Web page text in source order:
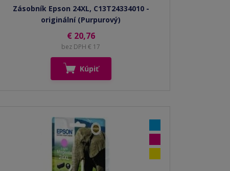
Zásobník Epson 24XL, C13T24334010 -
originální (Purpurový)
€ 20,76
bez DPH € 17
Kúpiť